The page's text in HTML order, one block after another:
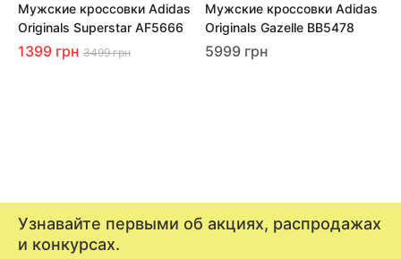
Мужские кроссовки Adidas
Originals Superstar AF5666
1399 грн 3499 грн
Мужские кроссовки Adidas
Originals Gazelle BB5478
5999 грн
Узнавайте первыми об акциях, распродажах
и конкурсах.